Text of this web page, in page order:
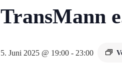
TransMann
5. Juni 2025 @ 19:00 - 23:00